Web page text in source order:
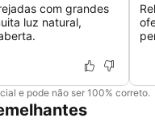
com grandes
luz natural,
e pode não ser 100% correto.